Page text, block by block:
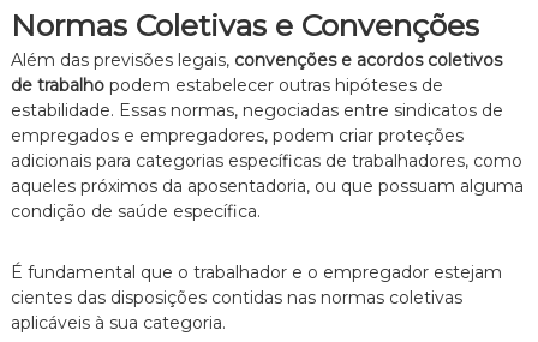
Normas Coletivas e Convenções
Além das previsões legais, convenções e acordos coletivos
de trabalhopodem estabelecer outras hipóteses de
estabilidade. Essas normas, negociadas entre sindicatos de
empregados e empregadores, podem criar proteções
adicionais para categorias específicas de trabalhadores, como
aqueles próximos da aposentadoria, ou que possuam alguma
condição de saúde específica.
É fundamental que o trabalhador e o empregador estejam
cientes das disposições contidas nas normas coletivas
aplicáveis à sua categoria.